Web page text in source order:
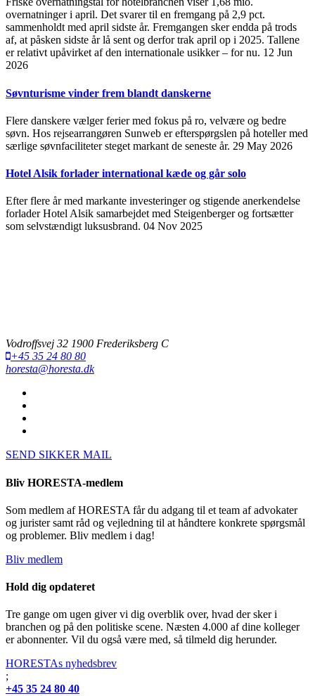
overnatninger i april. Det svarer til en fremgang på 2,9 pct.
sammenholdt med april sidste år. Fremgangen sker endda på trods
af, at påsken sidste år lå sent og derfor trak april op i 2025. Tallene
er relativt upåvirket af den internationale usikker – for nu. 12 Jun
2026
Søvnturisme vinder frem blandt danskerne
Flere danskere vælger ferier med fokus på ro, velvære og bedre
søvn. Hos rejsearrangøren Sunweb er efterspørgslen på hoteller med
særlige søvnfaciliteter steget markant de seneste år. 29 May 2026
Hotel Alsik forlader international kæde og går solo
Efter flere år med markante investeringer og stigende anerkendelse
forlader Hotel Alsik samarbejdet med Steigenberger og fortsætter
som selvstændigt luksusbrand. 04 Nov 2025
Vodroffsvej 32 1900 Frederiksberg C
+45 35 24 80 80
horesta@horesta.dk
SEND SIKKER MAIL
Bliv HORESTA-medlem
Som medlem af HORESTA får du adgang til et team af advokater
og jurister samt råd og vejledning til at håndtere konkrete spørgsmål
og problemer. Bliv medlem i dag!
Bliv medlem
Hold dig opdateret
Tre gange om ugen giver vi dig overblik over, hvad der sker i
branchen og på den politiske scene. Næsten 4.000 af dine kolleger
er abonnenter. Vil du også være med, så tilmeld dig herunder.
HORESTAs nyhedsbrev
;
+45 35 24 80 40